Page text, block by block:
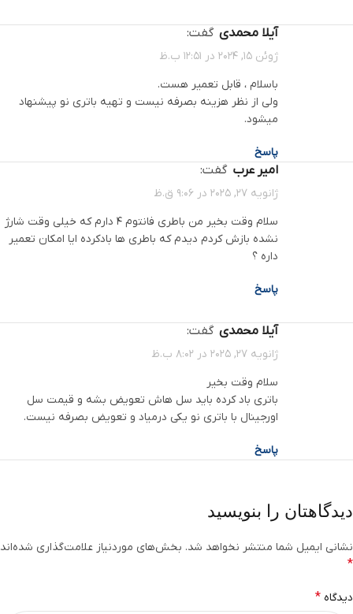
آیلا محمدی گفت:
ژوئن 15, 2024 در 12:51 ب.ظ
باسلام ، قابل تعمیر هست.
ولی از نظر هزینه بصرفه نیست و تهیه باتری نو پیشنهاد
میشود.
پاسخ
امیر عرب گفت:
ژانویه 27, 2025 در 9:06 ق.ظ
سلام وقت بخیر من باطری فانتوم 4 دارم که خیلی وقت شارژ
نشده بازش کردم دیدم که باطری ها بادکرده ایا امکان تعمیر
داره ؟
پاسخ
آیلا محمدی گفت:
ژانویه 27, 2025 در 8:02 ب.ظ
سلام وقت بخیر
باتری باد کرده باید سل هاش تعویض بشه و قیمت سل
اورجینال با باتری نو یکی درمیاد و تعویض بصرفه نیست.
پاسخ
دیدگاهتان را بنویسید
نشانی ایمیل شما منتشر نخواهد شد. بخش‌های موردنیاز علامت‌گذاری شده‌اند
*
دیدگاه *